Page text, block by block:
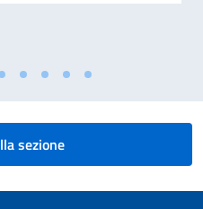
sezione